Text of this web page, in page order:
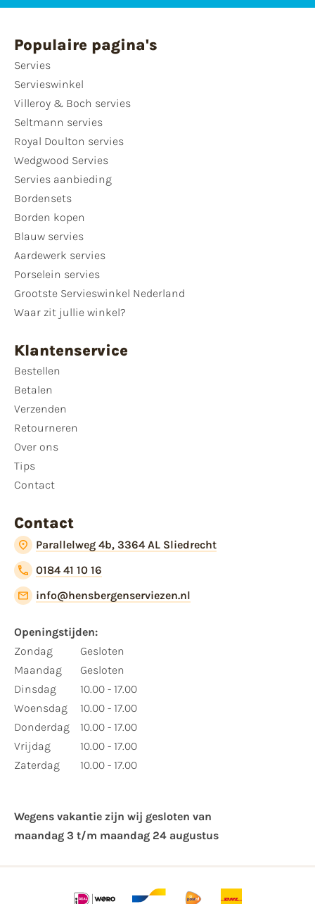
Populaire pagina's
Servies
Servieswinkel
Villeroy & Boch servies
Seltmann servies
Royal Doulton servies
Wedgwood Servies
Servies aanbieding
Bordensets
Borden kopen
Blauw servies
Aardewerk servies
Porselein servies
Grootste Servieswinkel Nederland
Waar zit jullie winkel?
Klantenservice
Bestellen
Betalen
Verzenden
Retourneren
Over ons
Tips
Contact
Contact
Parallelweg 4b, 3364 AL Sliedrecht
0184 41 10 16
info@hensbergenserviezen.nl
Openingstijden:
Zondag
Maandag
Dinsdag
Woensdag
Donderdag
Vrijdag
Zaterdag
Gesloten
Gesloten
10.00 - 17.00
10.00 - 17.00
10.00 - 17.00
10.00 - 17.00
10.00 - 17.00
Wegens vakantie zijn wij gesloten van ​
maandag 3 t/m maandag 24 augustus